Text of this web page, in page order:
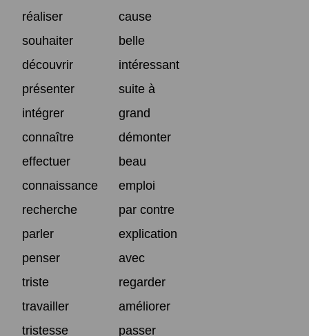
réaliser
cause
souhaiter
belle
découvrir
intéressant
présenter
suite à
intégrer
grand
connaître
démonter
effectuer
beau
connaissance
emploi
recherche
par contre
parler
explication
penser
avec
triste
regarder
travailler
améliorer
tristesse
passer